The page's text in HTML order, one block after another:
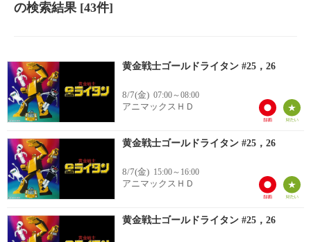
の検索結果[43件]
黄金戦士ゴールドライタン #25，26
8/7(金) 07:00～08:00
アニマックスＨＤ
黄金戦士ゴールドライタン #25，26
8/7(金) 15:00～16:00
アニマックスＨＤ
黄金戦士ゴールドライタン #25，26